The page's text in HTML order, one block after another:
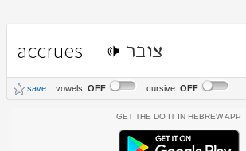
accrues צובר
save vowels: OFF cursive: OFF
Get the Do It In Hebrew App